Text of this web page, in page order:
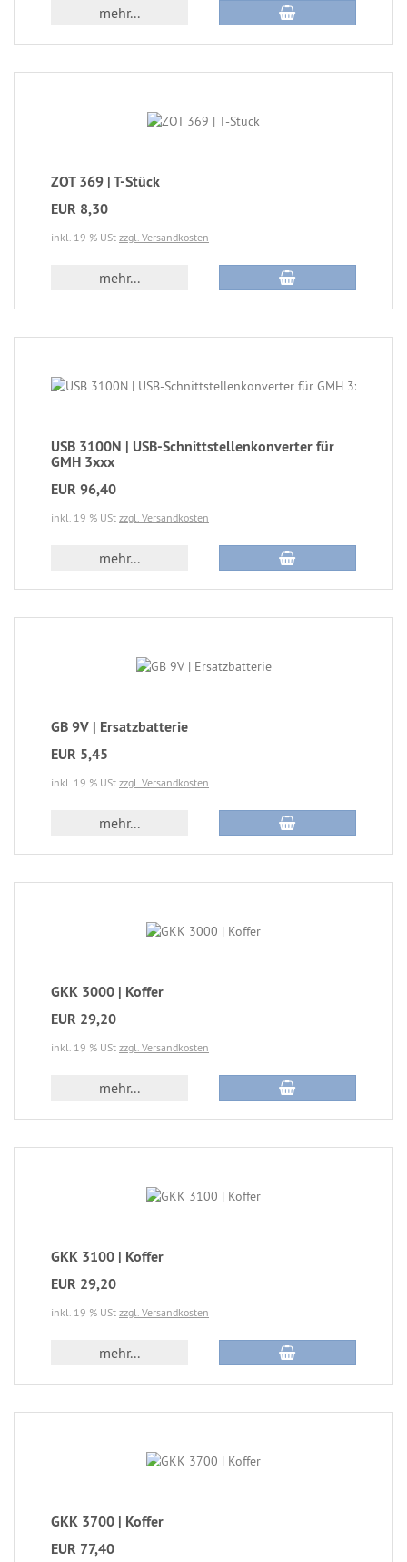
mehr...
ZOT 369 | T-Stück
EUR 8,30
inkl. 19 % USt zzgl. Versandkosten
mehr...
USB 3100N | USB-Schnittstellenkonverter für
GMH 3xxx
EUR 96,40
inkl. 19 % USt zzgl. Versandkosten
mehr...
GB 9V | Ersatzbatterie
EUR 5,45
inkl. 19 % USt zzgl. Versandkosten
mehr...
GKK 3000 | Koffer
EUR 29,20
inkl. 19 % USt zzgl. Versandkosten
mehr...
GKK 3100 | Koffer
EUR 29,20
inkl. 19 % USt zzgl. Versandkosten
mehr...
GKK 3700 | Koffer
EUR 77,40